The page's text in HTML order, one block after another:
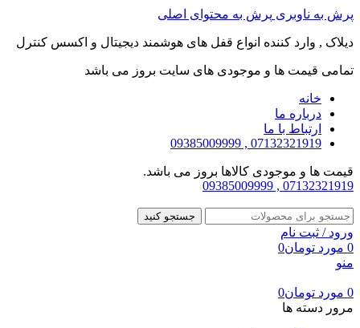
پرش به ناوبری پرش به محتوای اصلی
دیلاک , وارد کننده انواع قفل های هوشمند دیجیتال و اکسس کنترل
تمامی قیمت ها و موجودی های سایت بروز می باشد
خانه
درباره ما
ارتباط با ما
07132321919 , 09385009999
قیمت ها و موجودی کالاها بروز می باشد.
07132321919 , 09385009999
جستجو کنید
ورود / ثبت نام
0 مورد تومان0
منو
0 مورد تومان0
مرور دسته ها